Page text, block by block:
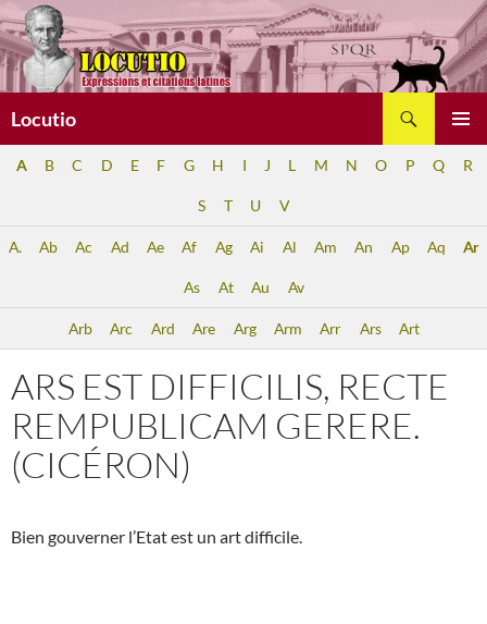
Aller
au
contenu
Locutio
A B C D E F G H I J L M N O P Q R
S T U V
A. Ab Ac Ad Ae Af Ag Ai Al Am An Ap Aq Ar
As At Au Av
Arb Arc Ard Are Arg Arm Arr Ars Art
ARS EST DIFFICILIS, RECTE
REMPUBLICAM GERERE.
(CICÉRON)
Bien gouverner l’Etat est un art difficile.